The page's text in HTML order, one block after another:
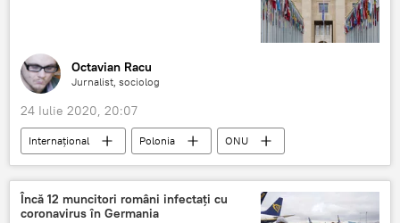
Octavian Racu
Jurnalist, sociolog
24 Iulie 2020, 20:07
Internaţional Polonia
ONU
Refugiați
imigranți
Criza imigranților
Încă 12 muncitori români infectați cu
coronavirus în Germania